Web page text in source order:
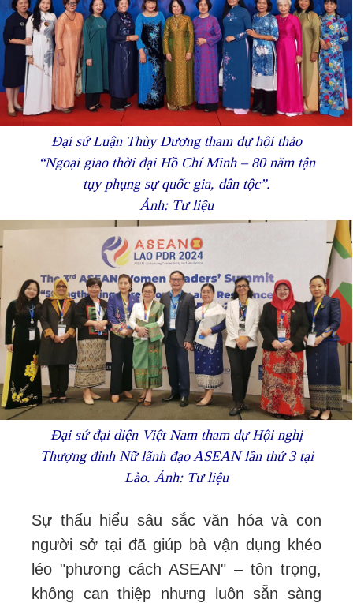
Đại sứ Luận Thùy Dương tham dự hội thảo
“Ngoại giao thời đại Hồ Chí Minh – 80 năm tận
tụy phụng sự quốc gia, dân tộc”.
Ảnh: Tư liệu
Đại sứ đại diện Việt Nam tham dự Hội nghị
Thượng đỉnh Nữ lãnh đạo ASEAN lần thứ 3 tại
Lào. Ảnh: Tư liệu
Sự thấu hiểu sâu sắc văn hóa và con
người sở tại đã giúp bà vận dụng khéo
léo "phương cách ASEAN" – tôn trọng,
không can thiệp nhưng luôn sẵn sàng